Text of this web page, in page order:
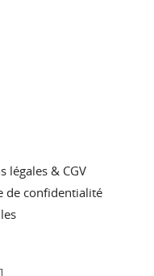
légales & CGV
de confidentialité